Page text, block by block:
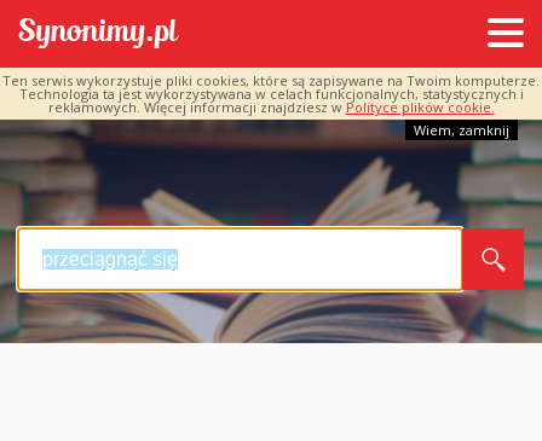
Ten serwis wykorzystuje pliki cookies, które są zapisywane na Twoim komputerze.
Technologia ta jest wykorzystywana w celach funkcjonalnych, statystycznych i
reklamowych. Więcej informacji znajdziesz w Polityce plików cookie.
Wiem, zamknij